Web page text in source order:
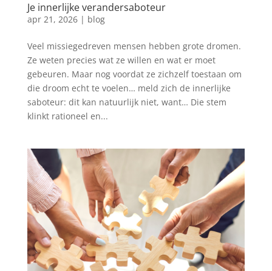
Je innerlijke verandersaboteur
apr 21, 2026| blog
Veel missiegedreven mensen hebben grote dromen.
Ze weten precies wat ze willen en wat er moet
gebeuren. Maar nog voordat ze zichzelf toestaan om
die droom echt te voelen… meld zich de innerlijke
saboteur: dit kan natuurlijk niet, want… Die stem
klinkt rationeel en...